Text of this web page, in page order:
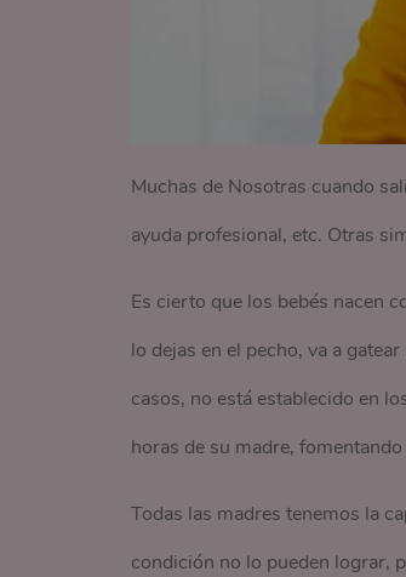
Muchas de Nosotras cuando
ayuda profesional, etc. Otras
Es cierto que los bebés nacen
lo dejas en el pecho, va a
casos, no está establecido en
horas de su madre,
Todas las madres tenemos la
condición no lo pueden lograr,